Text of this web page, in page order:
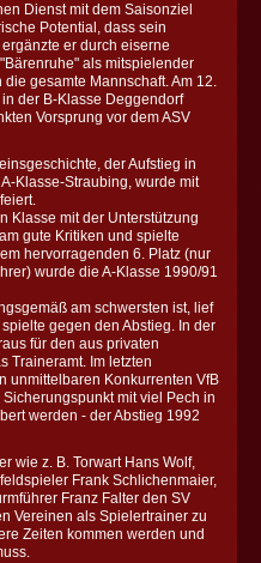
Dienst mit dem Saisonziel
Potential, dass sein
er durch eiserne
als mitspielender
gesamte Mannschaft. Am 12.
der B-Klasse Deggendorf
Vorsprung vor dem ASV
der Aufstieg in
Klasse-Straubing, wurde mit
Klasse mit der Unterstützung
gute Kritiken und spielte
hervorragenden 6. Platz (nur
wurde die A-Klasse 1990/91
am schwersten ist, lief
gegen den Abstieg. In der
für den aus privaten
Traineramt. Im letzten
unmittelbaren Konkurrenten VfB
mit viel Pech in
werden - der Abstieg 1992
wie z. B. Torwart Hans Wolf,
Frank Schlichenmaier,
Franz Falter den SV
Vereinen als Spielertrainer zu
Zeiten kommen werden und